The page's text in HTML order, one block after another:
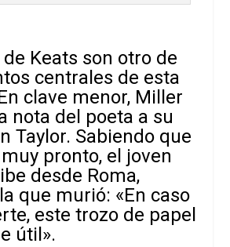
Keats son otro de
centrales de esta
clave menor, Miller
nota del poeta a su
Taylor. Sabiendo que
pronto, el joven
desde Roma,
que murió: «En caso
este trozo de papel
útil».